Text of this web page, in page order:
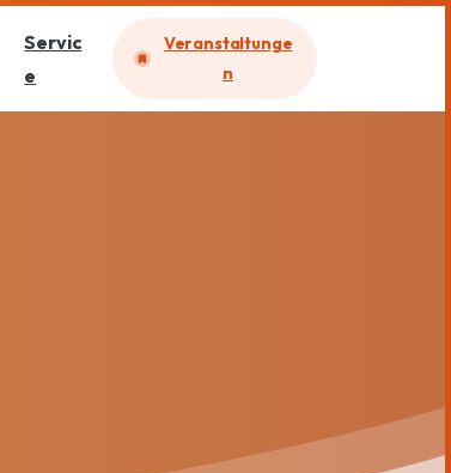
Servic
e
Veranstaltunge
n